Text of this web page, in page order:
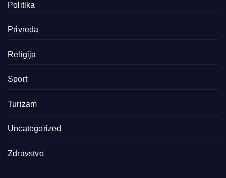
Politika
Privreda
Religija
Sport
Turizam
Uncategorized
Zdravstvo